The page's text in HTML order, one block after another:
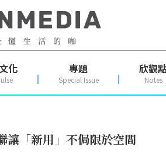
化 專題
Special Issue
欣觀
Notes
讓「新用」不侷限於空間